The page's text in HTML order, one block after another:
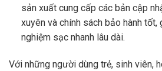
sản xuất cung cấp các bản cập
xuyên và chính sách bảo hành
nghiệm sạc nhanh lâu dài.
Với những người dùng trẻ, sinh viên,